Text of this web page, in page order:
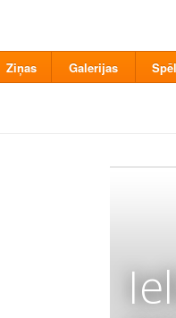
Ziņas Galerijas